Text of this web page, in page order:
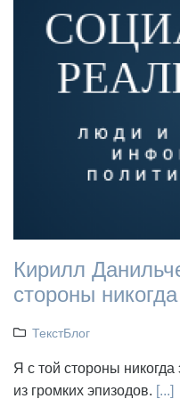
Кирилл
стороны
ТекстБлог
Я с той стороны
из громких эпизодов. [...]